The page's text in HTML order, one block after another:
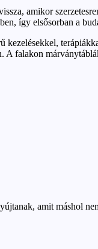
amikor
így elsősorban a
falakon
amit máshol